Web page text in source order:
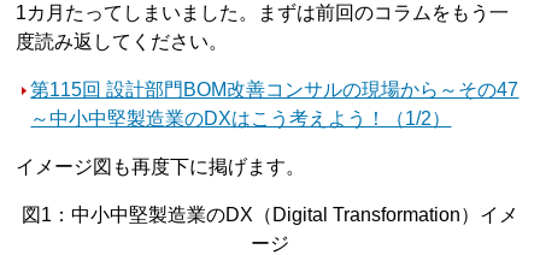
1カ月たってしまいました。まずは前回のコラムをもう一
度読み返してください。
第115回 設計部門BOM改善コンサルの現場から～その47
～中小中堅製造業のDXはこう考えよう！（1/2）
イメージ図も再度下に掲げます。
図1：中小中堅製造業のDX（Digital Transformation）イメ
ージ